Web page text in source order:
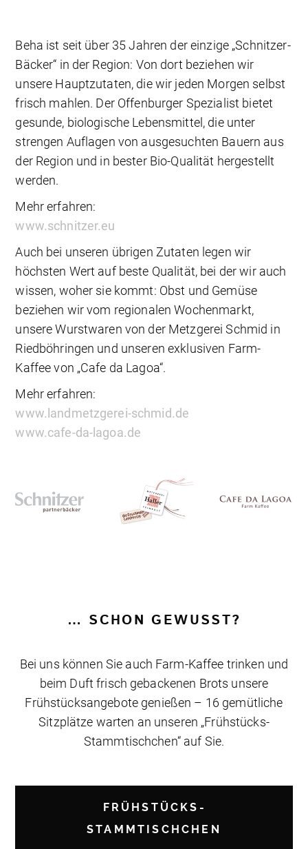
Beha ist seit über 35 Jahren der einzige „Schnitzer-
Bäcker“ in der Region: Von dort beziehen wir
unsere Hauptzutaten, die wir jeden Morgen selbst
frisch mahlen. Der Offenburger Spezialist bietet
gesunde, biologische Lebensmittel, die unter
strengen Auflagen von ausgesuchten Bauern aus
der Region und in bester Bio-Qualität hergestellt
werden.
Mehr erfahren:
www.schnitzer.eu
Auch bei unseren übrigen Zutaten legen wir
höchsten Wert auf beste Qualität, bei der wir auch
wissen, woher sie kommt: Obst und Gemüse
beziehen wir vom regionalen Wochenmarkt,
unsere Wurstwaren von der Metzgerei Schmid in
Riedböhringen und unseren exklusiven Farm-
Kaffee von „Cafe da Lagoa“.
Mehr erfahren:
www.landmetzgerei-schmid.de
www.cafe-da-lagoa.de
… SCHON GEWUSST?
Bei uns können Sie auch Farm-Kaffee trinken und
beim Duft frisch gebackenen Brots unsere
Frühstücksangebote genießen – 16 gemütliche
Sitzplätze warten an unseren „Frühstücks-
Stammtischchen“ auf Sie.
FRÜHSTÜCKS-
STAMMTISCHCHEN